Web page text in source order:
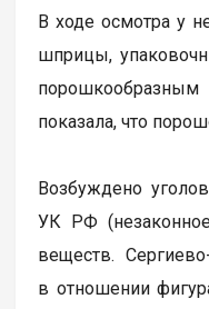
В ходе осмотра у
шприцы,
показала, что
Возбуждено
УК РФ (незаконное
веществ.
в отношении